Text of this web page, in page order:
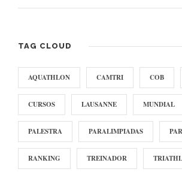
TAG CLOUD
AQUATHLON CAMTRI COB
CURSOS LAUSANNE MUNDIAL
PALESTRA PARALIMPIADAS
RANKING TREINADOR